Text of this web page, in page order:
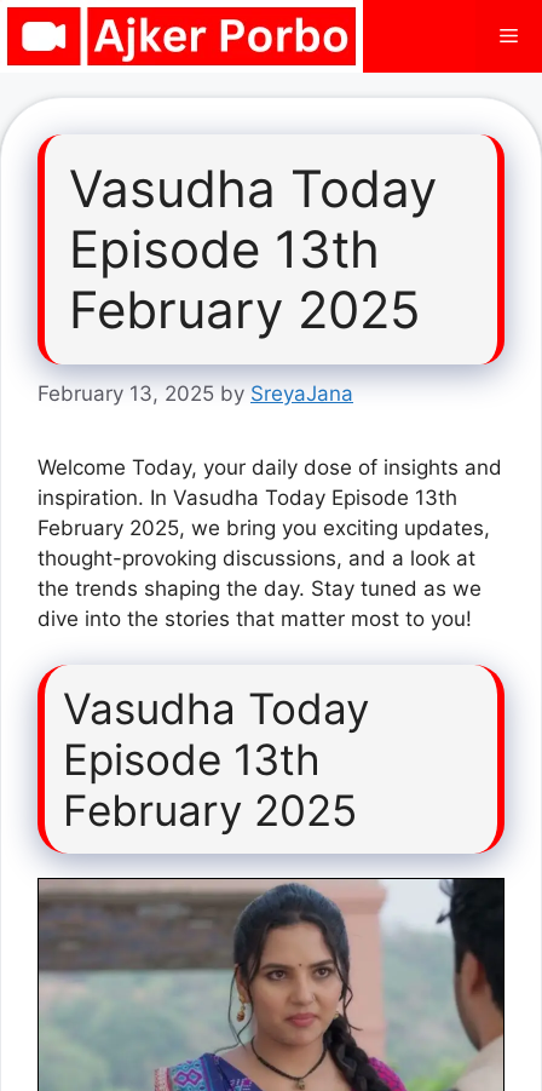
Skip
Vasudha Today
Episode 13th
February 2025
February 13, 2025 by SreyaJana
Welcome Today, your daily dose of insights and
inspiration. In Vasudha Today Episode 13th
February 2025, we bring you exciting updates,
thought-provoking discussions, and a look at
the trends shaping the day. Stay tuned as we
dive into the stories that matter most to you!
Vasudha Today
Episode 13th
February 2025